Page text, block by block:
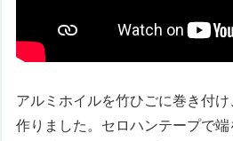
アルミホイルを竹ひごに巻き付
作りました。セロハンテープで